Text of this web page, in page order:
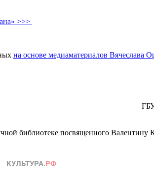
>>>
на основе медиаматериалов Вячеслава
библиотеке посвященного Валентину